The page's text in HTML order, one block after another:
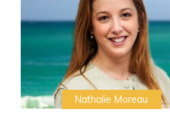
Nathalie Moreau